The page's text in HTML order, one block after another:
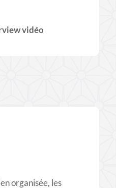
vidéo
organisée, les